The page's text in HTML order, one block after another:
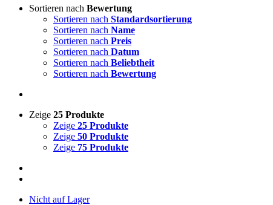
Sortieren nach Bewertung
Sortieren nach Standardsortierung
Sortieren nach Name
Sortieren nach Preis
Sortieren nach Datum
Sortieren nach Beliebtheit
Sortieren nach Bewertung
Zeige 25 Produkte
Zeige 25 Produkte
Zeige 50 Produkte
Zeige 75 Produkte
Nicht auf Lager